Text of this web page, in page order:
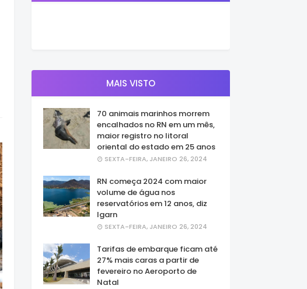
MAIS VISTO
70 animais marinhos morrem
encalhados no RN em um mês,
maior registro no litoral
oriental do estado em 25 anos
SEXTA-FEIRA, JANEIRO 26, 2024
RN começa 2024 com maior
volume de água nos
reservatórios em 12 anos, diz
Igarn
SEXTA-FEIRA, JANEIRO 26, 2024
Tarifas de embarque ficam até
27% mais caras a partir de
fevereiro no Aeroporto de
Natal